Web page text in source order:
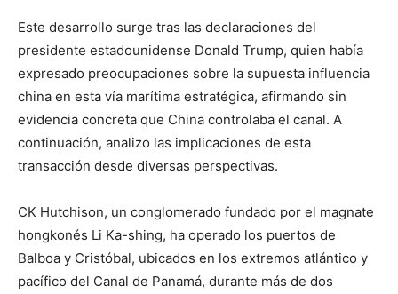
Este desarrollo surge tras las declaraciones del
presidente estadounidense Donald Trump, quien había
expresado preocupaciones sobre la supuesta influencia
china en esta vía marítima estratégica, afirmando sin
evidencia concreta que China controlaba el canal. A
continuación, analizo las implicaciones de esta
transacción desde diversas perspectivas.
CK Hutchison, un conglomerado fundado por el magnate
hongkonés Li Ka-shing, ha operado los puertos de
Balboa y Cristóbal, ubicados en los extremos atlántico y
pacífico del Canal de Panamá, durante más de dos